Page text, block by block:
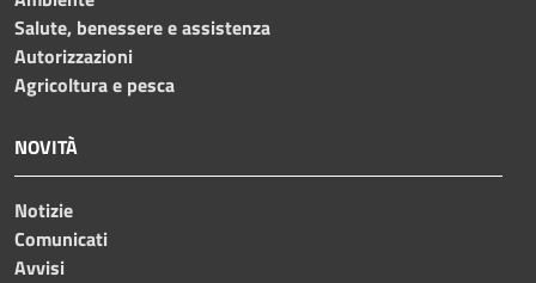
Salute, benessere e assistenza
Autorizzazioni
Agricoltura e pesca
NOVITÀ
Notizie
Comunicati
Avvisi